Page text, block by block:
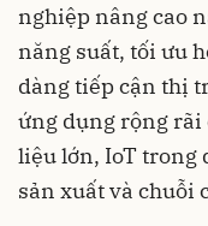
nghiệp nâng cao
năng suất, tối ưu
dàng tiếp cận thị
ứng dụng rộng rãi
liệu lớn, IoT trong
sản xuất và chuỗi